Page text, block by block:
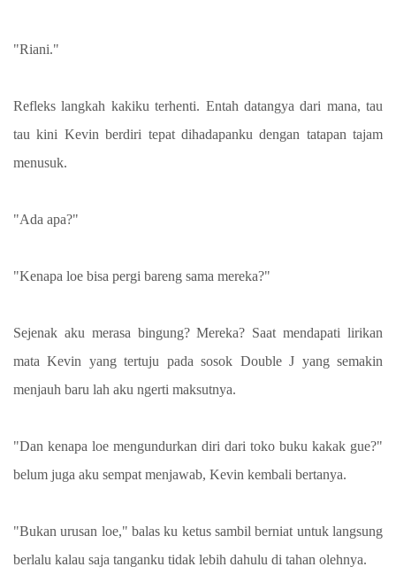
"Riani."
Refleks langkah kakiku terhenti. Entah datangya dari mana, tau
tau kini Kevin berdiri tepat dihadapanku dengan tatapan tajam
menusuk.
"Ada apa?"
"Kenapa loe bisa pergi bareng sama mereka?"
Sejenak aku merasa bingung? Mereka? Saat mendapati lirikan
mata Kevin yang tertuju pada sosok Double J yang semakin
menjauh baru lah aku ngerti maksutnya.
"Dan kenapa loe mengundurkan diri dari toko buku kakak gue?"
belum juga aku sempat menjawab, Kevin kembali bertanya.
"Bukan urusan loe," balas ku ketus sambil berniat untuk langsung
berlalu kalau saja tanganku tidak lebih dahulu di tahan olehnya.